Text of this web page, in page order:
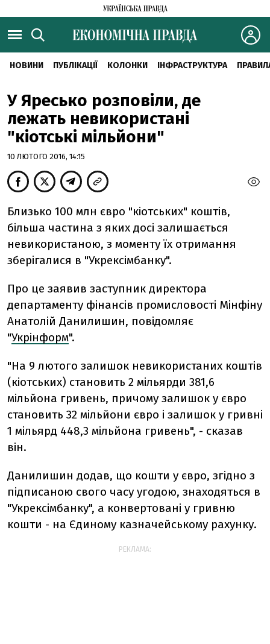
НОВИНИ ПУБЛІКАЦІЇ КОЛОНКИ ІНФРАСТРУКТУРА
У Яресько розповіли, де
лежать невикористані
"кіотські мільйони"
10 ЛЮТОГО 2016, 14:15
Близько 100 млн євро "кіотських" коштів,
більша частина з яких досі залишається
невикористаною, з моменту їх отримання
зберігалися в "Укрексімбанку".
Про це заявив заступник директора
департаменту фінансів промисловості Мінфіну
Анатолій Данилишин, повідомляє
"Укрінформ".
"На 9 лютого залишок невикористаних коштів
(кіотських) становить 2 мільярди 381,6
мільйона гривень, причому залишок у євро
становить 32 мільйони євро і залишок у гривні
1 мільярд 448,3 мільйона гривень", - сказав
він.
Данилишин додав, що кошти у євро, згідно з
підписаною свого часу угодою, знаходяться в
"Укрексімбанку", а конвертовані у гривню
кошти - на Єдиному казначейському рахунку.
РЕКЛАМА: